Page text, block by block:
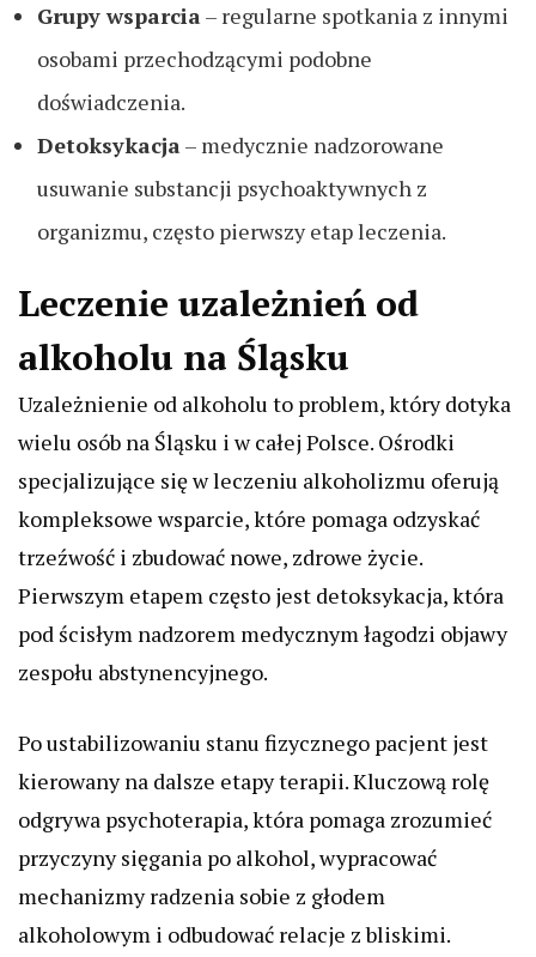
Grupy wsparcia – regularne spotkania z innymi
osobami przechodzącymi podobne
doświadczenia.
Detoksykacja – medycznie nadzorowane
usuwanie substancji psychoaktywnych z
organizmu, często pierwszy etap leczenia.
Leczenie uzależnień od
alkoholu na Śląsku
Uzależnienie od alkoholu to problem, który dotyka
wielu osób na Śląsku i w całej Polsce. Ośrodki
specjalizujące się w leczeniu alkoholizmu oferują
kompleksowe wsparcie, które pomaga odzyskać
trzeźwość i zbudować nowe, zdrowe życie.
Pierwszym etapem często jest detoksykacja, która
pod ścisłym nadzorem medycznym łagodzi objawy
zespołu abstynencyjnego.
Po ustabilizowaniu stanu fizycznego pacjent jest
kierowany na dalsze etapy terapii. Kluczową rolę
odgrywa psychoterapia, która pomaga zrozumieć
przyczyny sięgania po alkohol, wypracować
mechanizmy radzenia sobie z głodem
alkoholowym i odbudować relacje z bliskimi.